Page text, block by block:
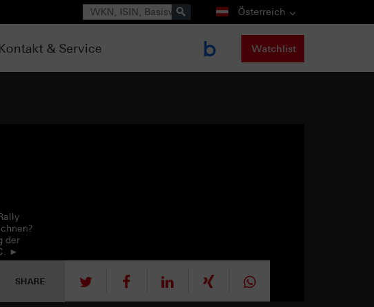
Suche Österreich
Kontakt & Service Watchlist
der
►
SHARE tweet mitteilen